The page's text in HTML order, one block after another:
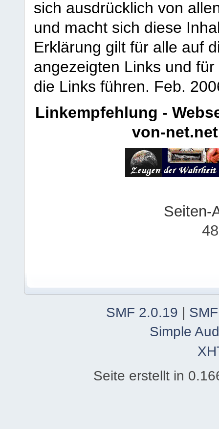
sich ausdrücklich von
und macht sich diese
Erklärung gilt für alle auf
angezeigten Links und
die Links führen. Feb.
Linkempfehlung -
von-net.net
Seiten-
SMF 2.0.19 |
Simple
Seite erstellt in